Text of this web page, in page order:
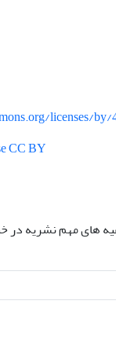
licenses/
CC BY
های مهم نشریه در